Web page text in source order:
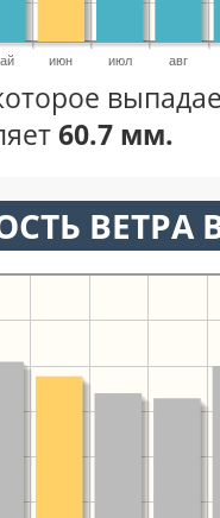
июн июл авг
60.7 мм.